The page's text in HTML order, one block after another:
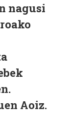
nagusi
Aoiz.